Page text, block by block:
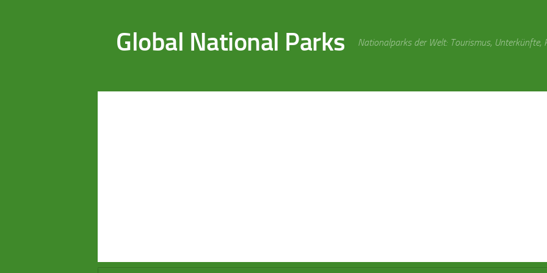
Global National Parks Nationalparks der Welt: Tourismus, Unterkünfte,